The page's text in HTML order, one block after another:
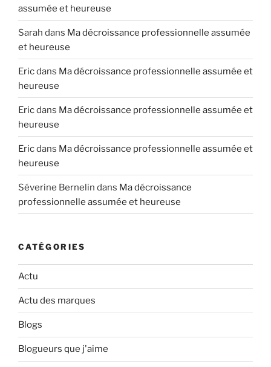
assumée et heureuse
Sarah dans Ma décroissance professionnelle assumée
et heureuse
Ericdans Ma décroissance professionnelle assumée et
heureuse
Ericdans Ma décroissance professionnelle assumée et
heureuse
Ericdans Ma décroissance professionnelle assumée et
heureuse
Séverine Bernelin dans Ma décroissance
professionnelle assumée et heureuse
CATÉGORIES
Actu
Actu des marques
Blogs
Blogueurs que j'aime